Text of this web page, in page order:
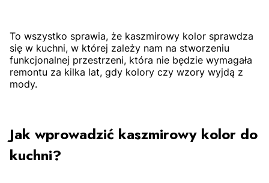
To wszystko sprawia, że kaszmirowy kolor sprawdza
się w kuchni, w której zależy nam na stworzeniu
funkcjonalnej przestrzeni, która nie będzie wymagała
remontu za kilka lat, gdy kolory czy wzory wyjdą z
mody.
Jak wprowadzić kaszmirowy kolor do
kuchni?